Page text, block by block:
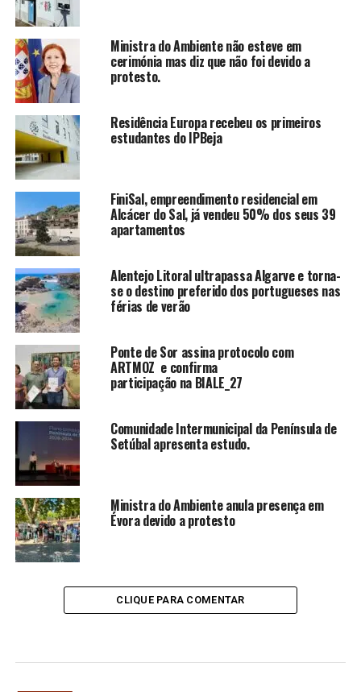
Ministra do Ambiente não esteve em
cerimónia mas diz que não foi devido a
protesto.
Residência Europa recebeu os primeiros
estudantes do IPBeja
FiniSal, empreendimento residencial em
Alcácer do Sal, já vendeu 50% dos seus 39
apartamentos
Alentejo Litoral ultrapassa Algarve e torna-
se o destino preferido dos portugueses nas
férias de verão
Ponte de Sor assina protocolo com
ARTMOZ e confirma
participação na BIALE_27
Comunidade Intermunicipal da Península de
Setúbal apresenta estudo.
Ministra do Ambiente anula presença em
Évora devido a protesto
CLIQUE PARA COMENTAR